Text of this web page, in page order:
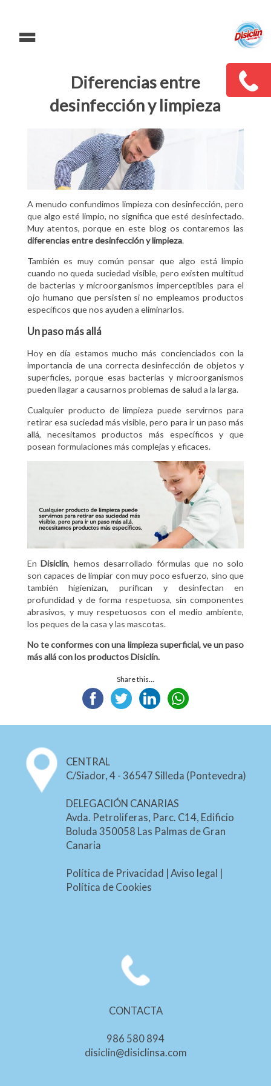
=
Diferencias entre
desinfección y limpieza
A menudo confundimos limpieza con desinfección, pero
que algo esté limpio, no significa que esté desinfectado.
Muy atentos, porque en este blog os contaremos las
diferencias entre desinfección y limpieza.
También es muy común pensar que algo está limpio
cuando no queda suciedad visible, pero existen multitud
de bacterias y microorganismos imperceptibles para el
ojo humano que persisten si no empleamos productos
específicos que nos ayuden a eliminarlos.
Un paso más allá
Hoy en día estamos mucho más concienciados con la
importancia de una correcta desinfección de objetos y
superficies, porque esas bacterias y microorganismos
pueden llagar a causarnos problemas de salud a la larga.
Cualquier producto de limpieza puede servirnos para
retirar esa suciedad más visible, pero para ir un paso más
allá, necesitamos productos más específicos y que
posean formulaciones más complejas y eficaces.
EnDisiclín, hemos desarrollado fórmulas que no solo
son capaces de limpiar con muy poco esfuerzo, sino que
también higienizan, purifican y desinfectan en
profundidad y de forma respetuosa, sin componentes
abrasivos, y muy respetuosos con el medio ambiente,
los peques de la casa y las mascotas.
No te conformes con una limpieza superficial, ve un paso
más allá con los productos Disiclín.
Share this...
CENTRAL
C/Siador, 4 - 36547 Silleda (Pontevedra)
DELEGACIÓN CANARIAS
Avda. Petroliferas, Parc. C14, Edificio
Boluda 350058 Las Palmas de Gran
Canaria
Política de Privacidad |Aviso legal |
Política de Cookies
CONTACTA
986 580 894
disiclin@disiclinsa.com